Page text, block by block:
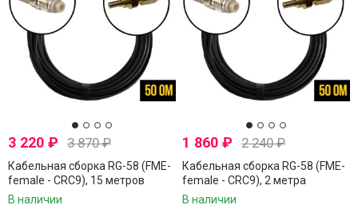
3 220 ₽ 3 870₽
Кабельная сборка RG-58 (FME-
female - CRC9), 15 метров
В наличии
1 860₽ 2 240₽
Кабельная сборка RG-58 (FME-
female - CRC9), 2 метра
В наличии